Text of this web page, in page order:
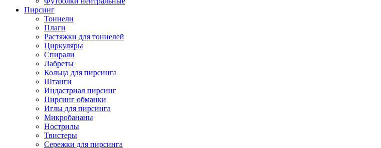
Пирсинг
Тоннели
Плаги
Растяжки для тоннелей
Циркуляры
Спирали
Лабреты
Кольца для пирсинга
Штанги
Индастриал пирсинг
Пирсинг обманки
Иглы для пирсинга
Микробананы
Нострилы
Твистеры
Сережки для пирсинга